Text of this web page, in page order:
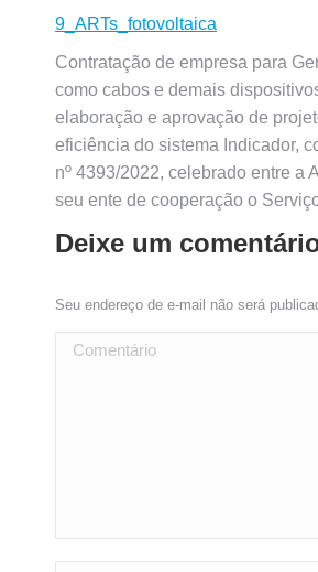
9_ARTs_fotovoltaica
Contratação de empresa para
como cabos e demais
elaboração e aprovação de
eficiência do sistema Indicador,
nº 4393/2022, celebrado entre a
seu ente de cooperação o
Deixe um
Seu endereço de e-mail não será
Comentário